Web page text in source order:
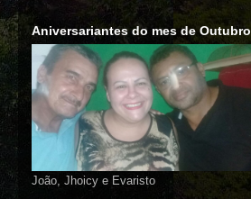
Aniversariantes do mes de Outubro
João, Jhoicy e Evaristo